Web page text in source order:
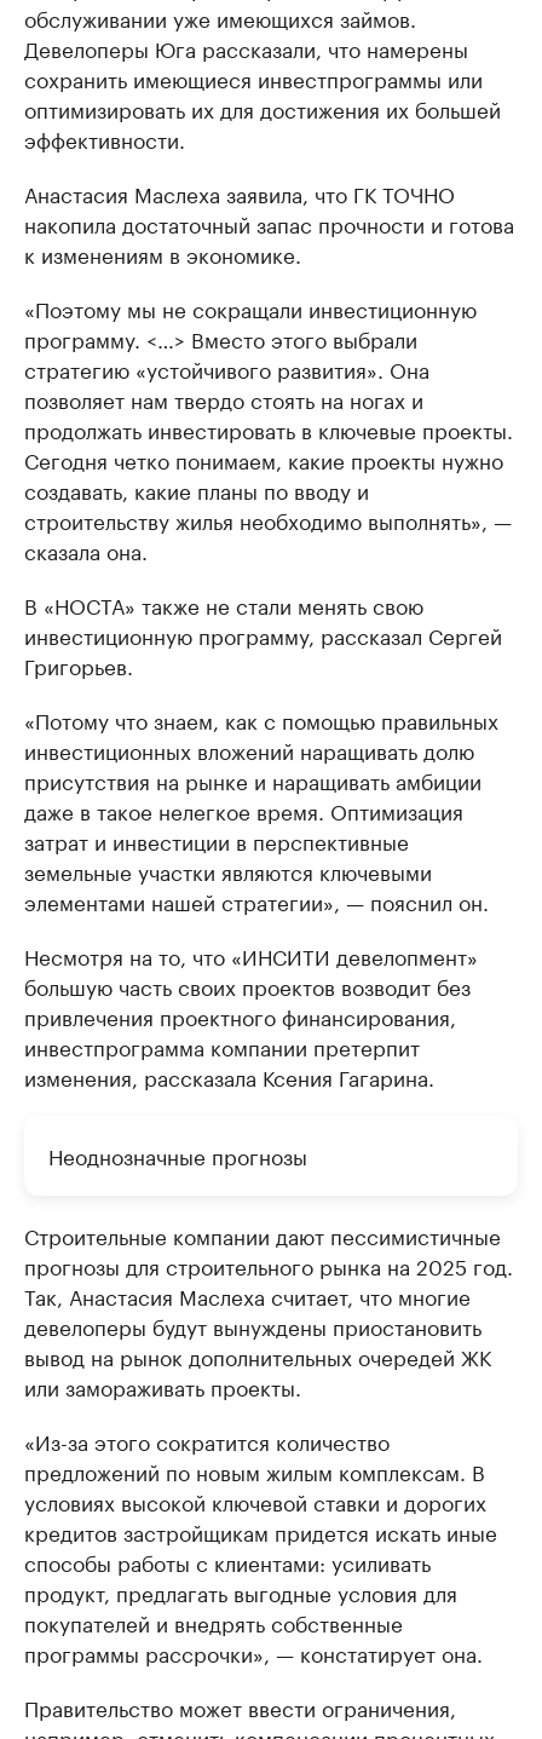
обслуживании уже имеющихся займов.
Девелоперы Юга рассказали, что намерены
сохранить имеющиеся инвестпрограммы или
оптимизировать их для достижения их большей
эффективности.
Анастасия Маслеха заявила, что ГК ТОЧНО
накопила достаточный запас прочности и готова
к изменениям в экономике.
«Поэтому мы не сокращали инвестиционную
программу. <…> Вместо этого выбрали
стратегию «устойчивого развития». Она
позволяет нам твердо стоять на ногах и
продолжать инвестировать в ключевые проекты.
Сегодня четко понимаем, какие проекты нужно
создавать, какие планы по вводу и
строительству жилья необходимо выполнять», —
сказала она.
В «НОСТА» также не стали менять свою
инвестиционную программу, рассказал Сергей
Григорьев.
«Потому что знаем, как с помощью правильных
инвестиционных вложений наращивать долю
присутствия на рынке и наращивать амбиции
даже в такое нелегкое время. Оптимизация
затрат и инвестиции в перспективные
земельные участки являются ключевыми
элементами нашей стратегии», — пояснил он.
Несмотря на то, что «ИНСИТИ девелопмент»
большую часть своих проектов возводит без
привлечения проектного финансирования,
инвестпрограмма компании претерпит
изменения, рассказала Ксения Гагарина.
Неоднозначные прогнозы
Строительные компании дают пессимистичные
прогнозы для строительного рынка на 2025 год.
Так, Анастасия Маслеха считает, что многие
девелоперы будут вынуждены приостановить
вывод на рынок дополнительных очередей ЖК
или замораживать проекты.
«Из-за этого сократится количество
предложений по новым жилым комплексам. В
условиях высокой ключевой ставки и дорогих
кредитов застройщикам придется искать иные
способы работы с клиентами: усиливать
продукт, предлагать выгодные условия для
покупателей и внедрять собственные
программы рассрочки», — констатирует она.
Правительство может ввести ограничения,